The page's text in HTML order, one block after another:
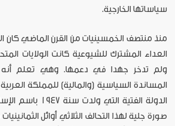
سياساتها الخارجية.
منذ منتصف الخمسينيات من القرن الماضي كان
العداء المشترك للشيوعية كانت الولايات
ولم تدخر جهدا في دعمها. وهي تعلم أنه
المساندة السياسية (والمالية) للمملكة
الدولة الفتية
صورة جلية لهذا التحالف الثلاثي أوائل